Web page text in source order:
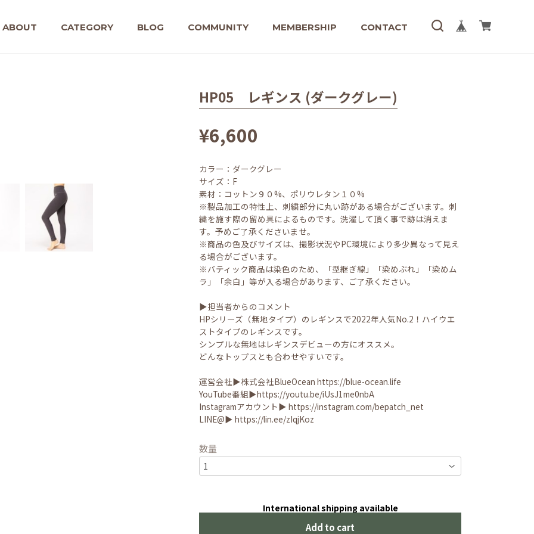
ABOUT CATEGORY BLOG COMMUNITY MEMBERSHIP CONTACT
HP05 レギンス (ダークグレー)
¥6,600
カラー：ダークグレー
サイズ：F
素材：コットン９０%、ポリウレタン１０%
※製品加工の特性上、刺繍部分に丸い跡がある場合がございます。刺
繍を施す際の留め具によるものです。洗濯して頂く事で跡は消えま
す。予めご了承くださいませ。
※商品の色及びサイズは、撮影状況やPC環境により多少異なって見え
る場合がございます。
※バティック商品は染色のため、「型継ぎ線」「染めぶれ」「染めム
ラ」「余白」等が入る場合があります、ご了承ください。
▶︎担当者からのコメント
HPシリーズ（無地タイプ）のレギンスで2022年人気No.2！ハイウエ
ストタイプのレギンスです。
シンプルな無地はレギンスデビューの方にオススメ。
どんなトップスとも合わせやすいです。
運営会社▶︎株式会社BlueOcean https://blue-ocean.life
YouTube番組▶︎https://youtu.be/iUsJ1me0nbA
Instagramアカウント▶︎ https://instagram.com/bepatch_net
LINE@▶︎ https://lin.ee/zIqjKoz
数量
International shipping available
Add to cart